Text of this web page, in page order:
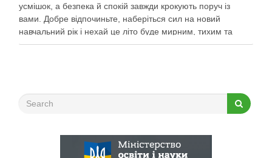
усмішок, а безпека й спокій завжди крокують поруч із
вами. Добре відпочиньте, наберіться сил на новий
навчальний рік і нехай це літо буде мирним, тихим та
найщасливішим!